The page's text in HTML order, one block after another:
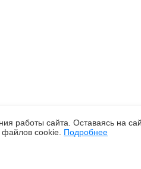
работы сайта. Оставаясь на
cookie. Подробнее